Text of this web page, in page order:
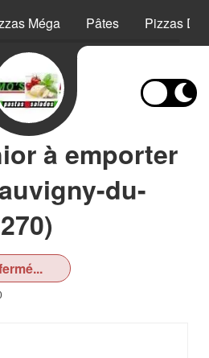
Méga Pâtes Pizzas
à emporter
du-